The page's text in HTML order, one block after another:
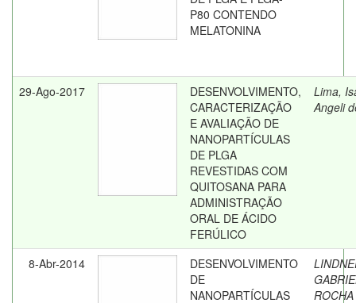
P80 CONTENDO
MELATONINA
29-Ago-2017
DESENVOLVIMENTO,
CARACTERIZAÇÃO
E AVALIAÇÃO DE
NANOPARTÍCULAS
DE PLGA
REVESTIDAS COM
QUITOSANA PARA
ADMINISTRAÇÃO
ORAL DE ÁCIDO
FERÚLICO
Lima,
Angeli
8-Abr-2014
DESENVOLVIMENTO
DE
NANOPARTÍCULAS
ROCHA